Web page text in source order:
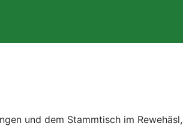
und dem Stammtisch im Rewehäsl,